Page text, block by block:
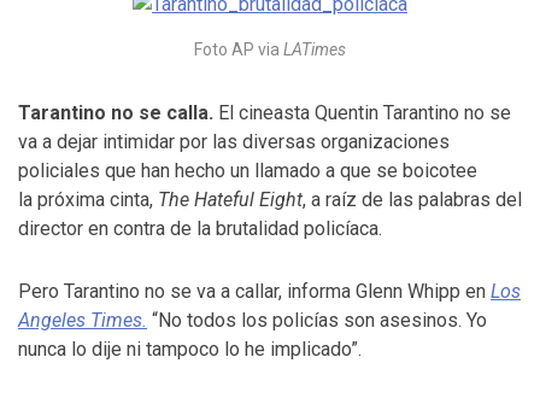
Foto AP via LATimes
Tarantino no se calla. El cineasta Quentin Tarantino no se
va a dejar intimidar por las diversas organizaciones
policiales que han hecho un llamado a que se boicotee
la próxima cinta, The Hateful Eight, a raíz de las palabras del
director en contra de la brutalidad policíaca.
Pero Tarantino no se va a callar, informa Glenn Whipp en Los
Angeles Times. “No todos los policías son asesinos. Yo
nunca lo dije ni tampoco lo he implicado”.